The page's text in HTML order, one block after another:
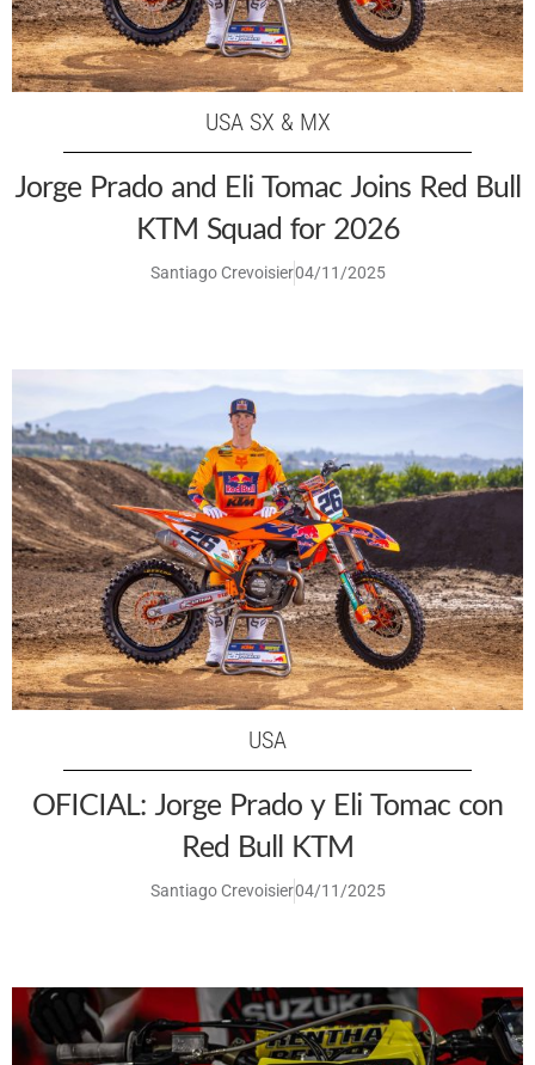
USA SX & MX
Jorge Prado and Eli Tomac Joins Red Bull
KTM Squad for 2026
Santiago Crevoisier04/11/2025
USA
OFICIAL: Jorge Prado y Eli Tomac con
Red Bull KTM
Santiago Crevoisier04/11/2025